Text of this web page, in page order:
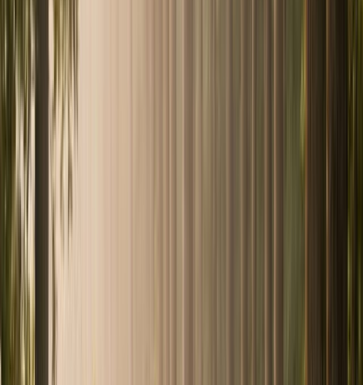
Investir forêt GFI GFF : l'actif tangible
que peu d'épargnants maîtrisent
Investir forêt GFI GFF : GFI ou GFF, exonération d'IFI et
succession à 75 %, rendement réel et frais. Demandez
votre bilan patrimonial gratuit.
Lire le guide